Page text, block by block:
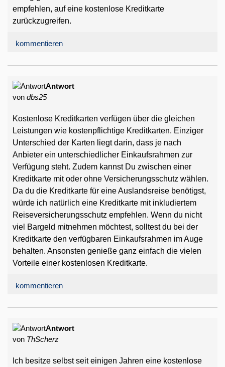
empfehlen, auf eine kostenlose Kreditkarte
zurückzugreifen.
kommentieren
Antwort
von dbs25
Kostenlose Kreditkarten verfügen über die gleichen
Leistungen wie kostenpflichtige Kreditkarten. Einziger
Unterschied der Karten liegt darin, dass je nach
Anbieter ein unterschiedlicher Einkaufsrahmen zur
Verfügung steht. Zudem kannst Du zwischen einer
Kreditkarte mit oder ohne Versicherungsschutz wählen.
Da du die Kreditkarte für eine Auslandsreise benötigst,
würde ich natürlich eine Kreditkarte mit inkludiertem
Reiseversicherungsschutz empfehlen. Wenn du nicht
viel Bargeld mitnehmen möchtest, solltest du bei der
Kreditkarte den verfügbaren Einkaufsrahmen im Auge
behalten. Ansonsten genieße ganz einfach die vielen
Vorteile einer kostenlosen Kreditkarte.
kommentieren
Antwort
von ThScherz
Ich besitze selbst seit einigen Jahren eine kostenlose